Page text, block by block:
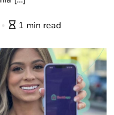
1 min read